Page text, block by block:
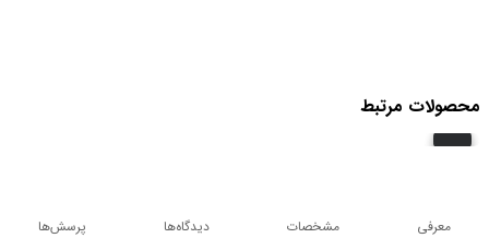
محصولات مرتبط
معرفی مشخصات دیدگاه‌ها پرسش‌ها